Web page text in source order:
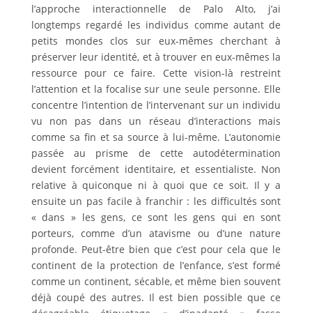
l’approche interactionnelle de Palo Alto, j’ai
longtemps regardé les individus comme autant de
petits mondes clos sur eux-mêmes cherchant à
préserver leur identité, et à trouver en eux-mêmes la
ressource pour ce faire. Cette vision-là restreint
l’attention et la focalise sur une seule personne. Elle
concentre l’intention de l’intervenant sur un individu
vu non pas dans un réseau d’interactions mais
comme sa fin et sa source à lui-même. L’autonomie
passée au prisme de cette autodétermination
devient forcément identitaire, et essentialiste. Non
relative à quiconque ni à quoi que ce soit. Il y a
ensuite un pas facile à franchir : les difficultés sont
« dans » les gens, ce sont les gens qui en sont
porteurs, comme d’un atavisme ou d’une nature
profonde. Peut-être bien que c’est pour cela que le
continent de la protection de l’enfance, s’est formé
comme un continent, sécable, et même bien souvent
déjà coupé des autres. Il est bien possible que ce